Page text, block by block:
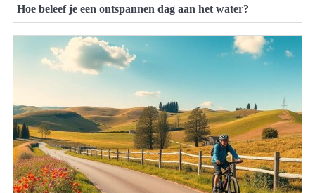
Hoe beleef je een ontspannen dag aan het water?